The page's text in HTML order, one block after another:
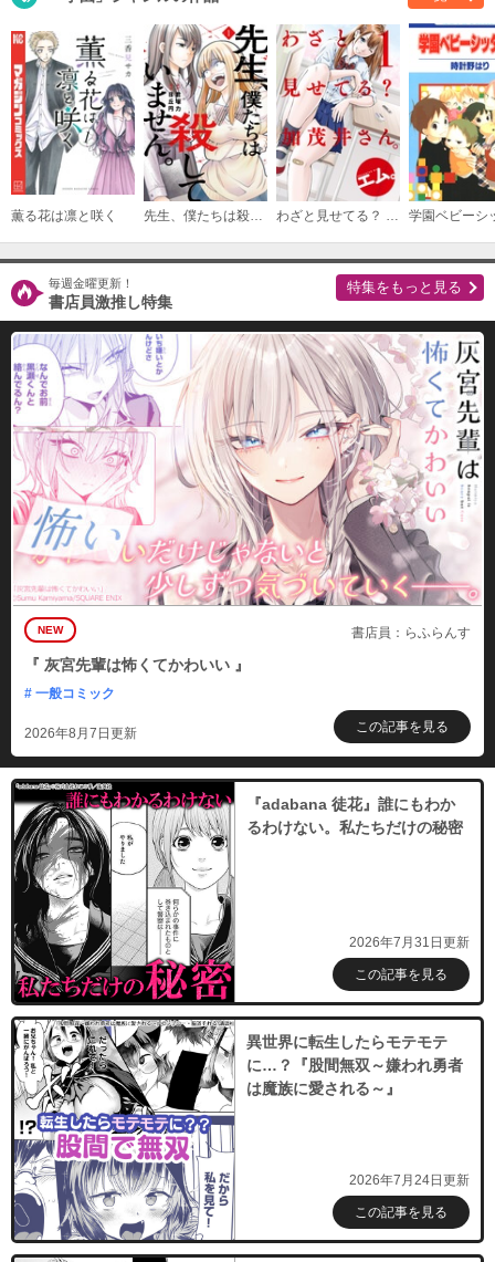
（１７）
必要ポイント：540
購入する
薫る花は凛と咲く 先生、僕たちは殺していません。 わざと見せてる？ 加茂井さん。
毎週金曜更新！
書店員激推し特集
特集をもっと見る
NEW 書店員：らふらんす
『 灰宮先輩は怖くてかわいい 』
# 一般コミック
2026年8月7日更新 この記事を見る
『adabana 徒花』誰にもわか
るわけない。私たちだけの秘密
2026年7月31日更新
この記事を見る
異世界に転生したらモテモテ
に…？『股間無双～嫌われ勇者
は魔族に愛される～』
2026年7月24日更新
この記事を見る